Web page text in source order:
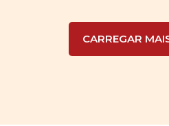
CARREGAR